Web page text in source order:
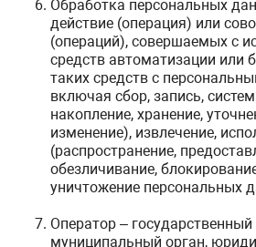
Обработка персональных
действие (операция) или
(операций), совершаемых с
средств автоматизации или
таких средств с
включая сбор, запись,
накопление, хранение,
изменение), извлечение,
(распространение,
обезличивание,
уничтожение персональных
Оператор – государственный
муниципальный орган,